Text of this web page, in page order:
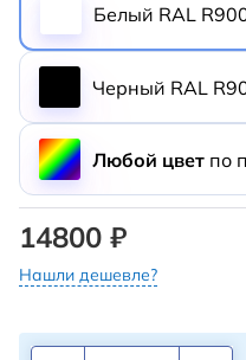
Белый RAL
Черный RAL
Любой цвет по
14800 ₽
Нашли дешевле?